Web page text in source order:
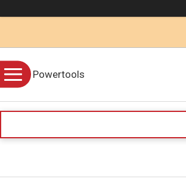
Powertools